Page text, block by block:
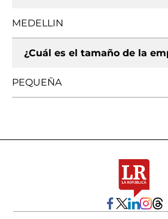
MEDELLIN
¿Cuál es el tamaño de la
PEQUEÑA